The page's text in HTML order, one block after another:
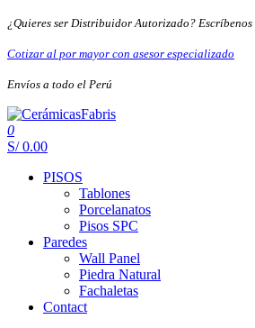
Skip
the
¿Quieres ser Distribuidor Autorizado? Escríbenos
Cotizar al por mayor con asesor especializado
Envíos a todo el Perú
CerámicasFabris
0
S/ 0.00
PISOS
Tablones
Porcelanatos
Pisos SPC
Paredes
Wall Panel
Piedra Natural
Fachaletas
Contact